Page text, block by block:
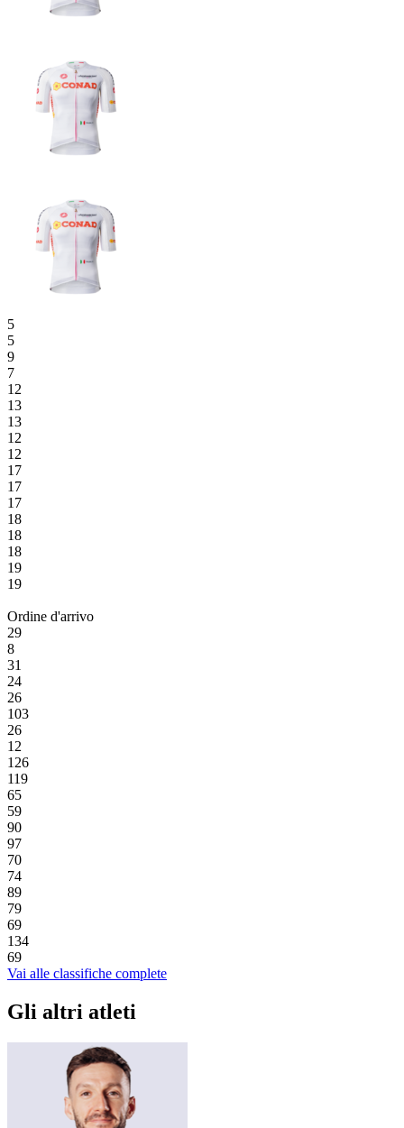
5
5
9
7
12
13
13
12
12
17
17
17
18
18
18
19
19
Ordine d'arrivo
29
8
31
24
26
103
26
12
126
119
65
59
90
97
70
74
89
79
69
134
69
Vai alle classifiche complete
Gli altri atleti